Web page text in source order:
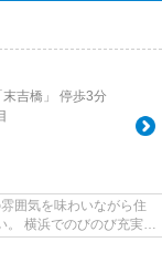
末吉橋」 停歩3分
囲気を味わいながら住
。 横浜でのびのび充実し